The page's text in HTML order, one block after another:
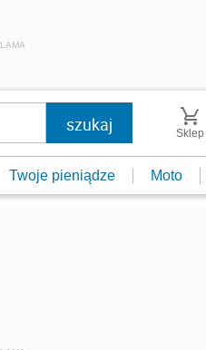
Sklep
Twoje pieniądze Moto